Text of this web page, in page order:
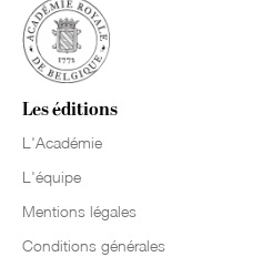
Les éditions
L'Académie
L'équipe
Mentions légales
Conditions générales